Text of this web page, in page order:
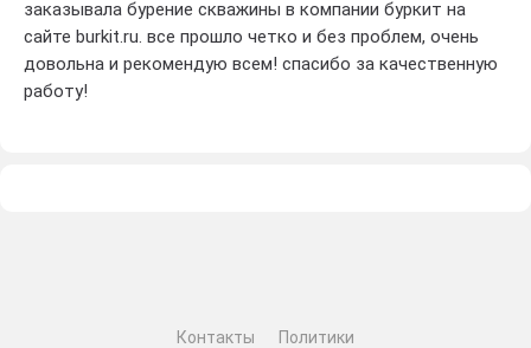
отличную работу
Рекомендую компанию Буркит всем, кто нуждается в
профессиональных услугах по бурению скважин.
заказывала бурение скважины в компании буркит на
сайте burkit.ru. все прошло четко и без проблем, очень
довольна и рекомендую всем! спасибо за качественную
работу!
Контакты Политики